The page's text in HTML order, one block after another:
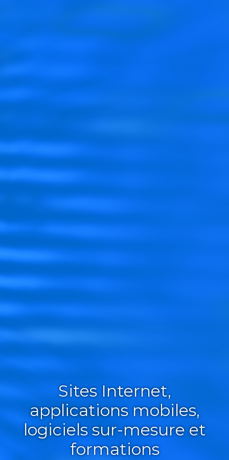
Sites Internet,
applications mobiles,
logiciels sur-mesure et
formations